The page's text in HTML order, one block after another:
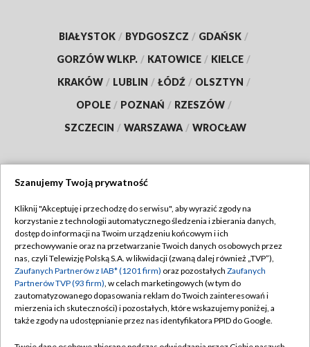
BIAŁYSTOK / BYDGOSZCZ / GDAŃSK /
GORZÓW WLKP. / KATOWICE / KIELCE /
KRAKÓW / LUBLIN / ŁÓDŹ / OLSZTYN /
OPOLE / POZNAŃ / RZESZÓW /
SZCZECIN / WARSZAWA / WROCŁAW
TVP
Abonament TVP
Emisja w TVP
Centrum informacji TVP
Naziemna Telewizja Cyfrowa
Regulamin TVP
Polityka prywatności
Moje zgody
Pomoc
Szanujemy Twoją prywatność
Kliknij "Akceptuję i przechodzę do serwisu", aby wyrazić zgody na
korzystanie z technologii automatycznego śledzenia i zbierania danych,
dostęp do informacji na Twoim urządzeniu końcowym i ich
przechowywanie oraz na przetwarzanie Twoich danych osobowych przez
nas, czyli Telewizję Polską S.A. w likwidacji (zwaną dalej również „TVP”),
Zaufanych Partnerów z IAB* (1201 firm) oraz pozostałych Zaufanych
Partnerów TVP (93 firm), w celach marketingowych (w tym do
zautomatyzowanego dopasowania reklam do Twoich zainteresowań i
mierzenia ich skuteczności) i pozostałych, które wskazujemy poniżej, a
także zgody na udostępnianie przez nas identyfikatora PPID do Google.